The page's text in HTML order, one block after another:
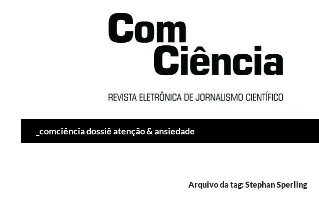
_comciência dossiê atenção & ansiedade
Arquivo da tag: Stephan Sperling